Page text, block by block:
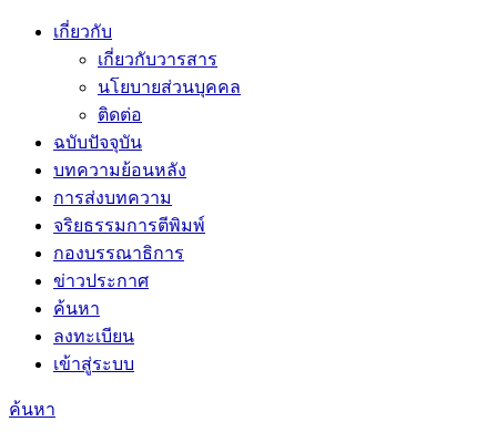
เกี่ยวกับ
เกี่ยวกับวารสาร
นโยบายส่วนบุคคล
ติดต่อ
ฉบับปัจจุบัน
บทความย้อนหลัง
การส่งบทความ
จริยธรรมการตีพิมพ์
กองบรรณาธิการ
ข่าวประกาศ
ค้นหา
ลงทะเบียน
เข้าสู่ระบบ
ค้นหา